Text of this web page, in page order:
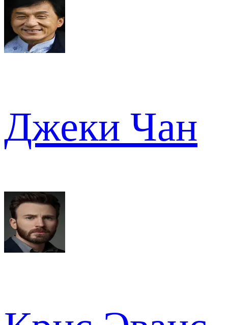
Джеки Чан